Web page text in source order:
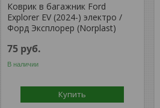
Коврик в багажник Ford
Explorer EV (2024-) электро /
Форд Эксплорер (Norplast)
75 руб.
В наличии
Купить